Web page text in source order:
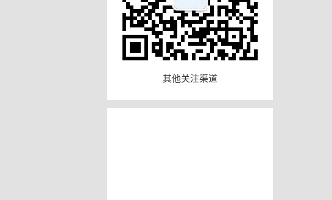
其他关注渠道